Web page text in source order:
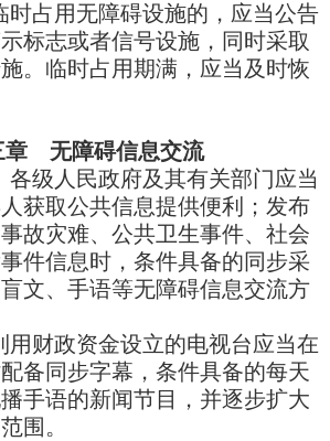
时占用无障碍设施的，应当公告
标志或者信号设施，同时采取
。临时占用期满，应当及时恢
章 无障碍信息交流
级人民政府及其有关部门应当
获取公共信息提供便利；发布
故灾难、公共卫生事件、社会
件信息时，条件具备的同步采
文、手语等无障碍信息交流方
财政资金设立的电视台应当在
备同步字幕，条件具备的每天
手语的新闻节目，并逐步扩大
围。